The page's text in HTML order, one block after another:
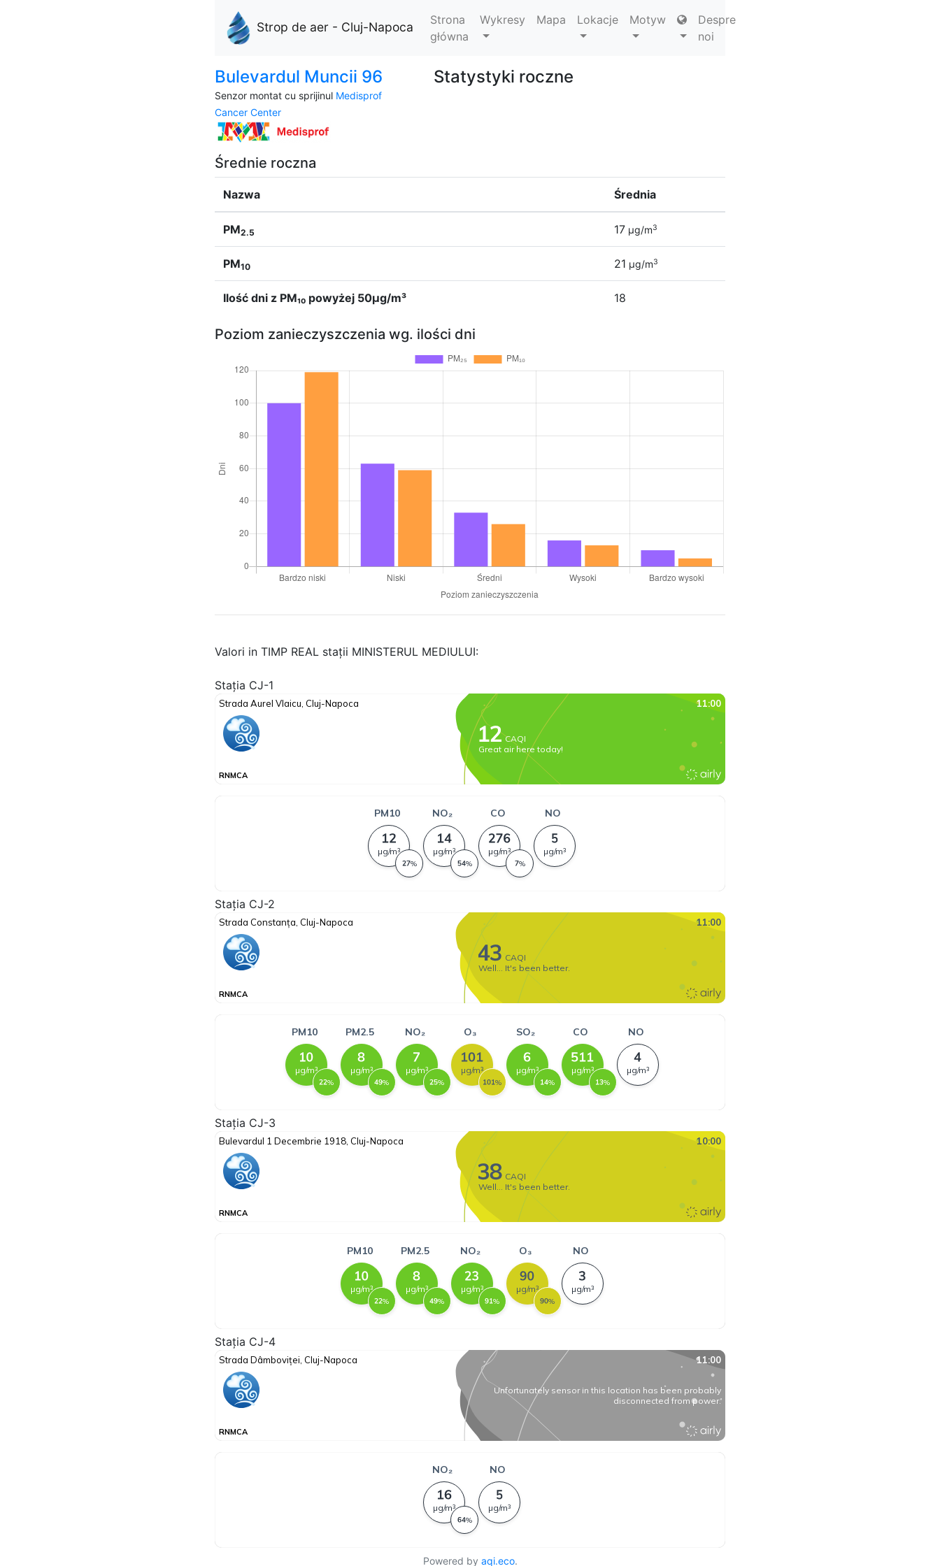
Strop de aer - Cluj-Napoca
Strona
główna
Wykresy Mapa Lokacje Motyw
Despre
noi
Bulevardul Muncii 96
Senzor montat cu sprijinul Medisprof
Cancer Center
Statystyki roczne
Średnie roczna
Nazwa Średnia
PM2.5 17 µg/m3
PM10 21 µg/m3
Ilość dni z PM₁₀ powyżej 50µg/m³ 18
Poziom zanieczyszczenia wg. ilości dni
Valori in TIMP REAL stații MINISTERUL MEDIULUI:
Stația CJ-1
Stația CJ-2
Stația CJ-3
Stația CJ-4
Powered by aqi.eco.